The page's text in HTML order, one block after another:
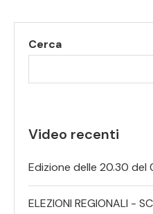
Cerca
Video recenti
Edizione delle 20.30
ELEZIONI REGIONALI -